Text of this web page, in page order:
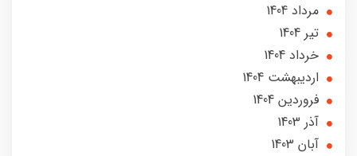
مرداد 1404
تير 1404
خرداد 1404
ارديبهشت 1404
فروردین 1404
آذر 1403
آبان 1403